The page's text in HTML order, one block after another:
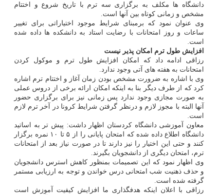
دانشگاه ها مکلف به برگزاری سه ترم با تاریخ شروع و اختتام
مشخص و زمانی کوتاه بین آنها است.
وی عنوان نمود که برمبنای شرایط موجود اختیاراتی برای تغییر
ساعات و روز امتحانات با رضایت استاد به دانشکده ها داده شده
است.
افزایش طول ترم امکان پذیر نیست
رزاقی ادامه داد که امکان افزایش طول ترم و موکول کردن
امتحانات به هفته های آتی وجود ندارد.
وی با اشاره به ضرورت مشخص بودن زمان آغاز و اختتام ترم اشاره
کرد که از طرف دیگر بنا به اینکه امکان ارائه برخی از دروس عملی
به صورت مجازی وجود ندارد پس زمانی نیز برای برگزاری حضور
آنها البته با مجوز لازم و درنظر گرفتن شرایط کرونا در آخر ترم لازم
است.
معاون آموزشی دانشگاه کردستان اظهار داشت: پیش تر به اساتید
دانشگاه اطلاع داده شده که امتحان پایانی را از ۵ تا ۱۰ نمره برگزار
کنند و حتی این اختیار را نیز دارند تا در صورت نیاز بعد از امتحانات
ترم، امتحان دیگری از دانشجویان بگیرند.
وی اظهار نمود که این تصمیمات بمنظور کاهش استرس دانشجویان
و حذف ذهنیت شب امتحانی درس خواندن و توجه به ارزیابی مستمر
گرفته شده است.
رزاقی با اعلان اینکه هدفگذاری ما افزایش کیفیت آموزش است